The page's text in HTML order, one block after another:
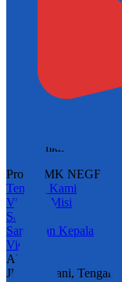
Profil SMK NEGERI
Tentang Kami
Visi dan Misi
Sejarah
Sambutan Kepala
Video
Alamat
Jl. A. Djelani,